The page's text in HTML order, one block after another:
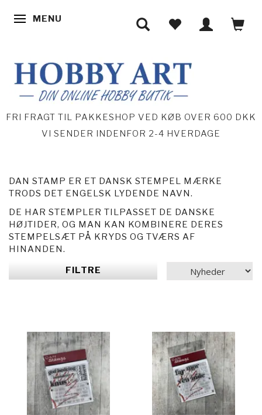
SKIFTE NAVIGATION
MENU
FRI FRAGT TIL PAKKESHOP VED KØB OVER 600 DKK
VI SENDER INDENFOR 2-4 HVERDAGE
DAN STAMP ER ET DANSK STEMPEL MÆRKE
TRODS DET ENGELSK LYDENDE NAVN.
DE HAR STEMPLER TILPASSET DE DANSKE
HØJTIDER, OG MAN KAN KOMBINERE DERES
STEMPELSÆT PÅ KRYDS OG TVÆRS AF
HINANDEN.
FILTRE